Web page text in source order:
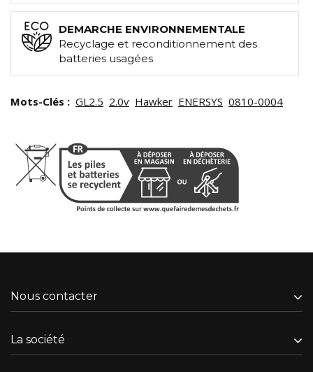
DEMARCHE ENVIRONNEMENTALE
Recyclage et reconditionnement des
batteries usagées
Mots-Clés : GL2.5 2.0v Hawker ENERSYS 0810-0004
Nous contacter
La société